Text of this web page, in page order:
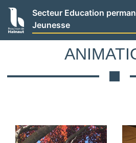
Panneau de gestion des cookies
Aller
contenu
principal
Secteur Education
Jeunesse